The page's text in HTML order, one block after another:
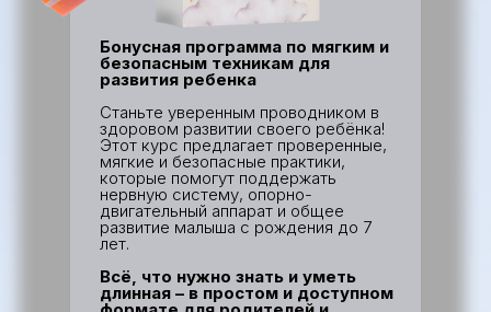
Бонусная программа по мягким и
безопасным техникам для
развития ребенка
Станьте уверенным проводником в
здоровом развитии своего ребёнка!
Этот курс предлагает проверенные,
мягкие и безопасные практики,
которые помогут поддержать
нервную систему, опорно-
двигательный аппарат и общее
развитие малыша с рождения до 7
лет.
Всё, что нужно знать и уметь
длинная – в простом и доступном